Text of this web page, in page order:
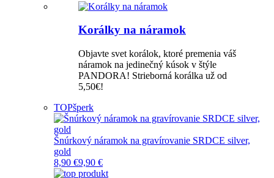
Korálky na náramok
Objavte svet korálok, ktoré premenia váš
náramok na jedinečný kúsok v štýle
PANDORA! Strieborná korálka už od
5,50€!
TOPšperk
Šnúrkový náramok na gravírovanie SRDCE silver,
gold
8,90 €9,90 €